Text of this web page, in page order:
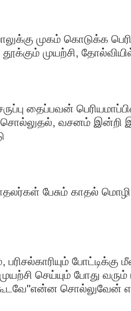
முகம் கொடுக்க
முயற்சி, தோல்வியில்
தைப்பவன்
வசனம் இன்றி
பேசும் காதல்
பரிசல்காரியும் போட்டிக்கு
செய்யும் போது
சொல்லுவேன்